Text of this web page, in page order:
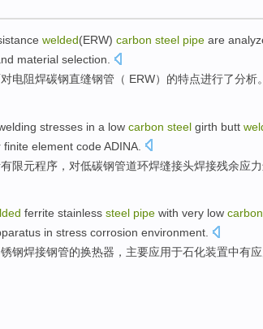
welded(ERW) carbon steel pipe are
material selection
对电阻焊碳钢直缝钢管 （ ERW） 的特点进行了分析。
stresses in a low carbon steel girth butt
finite element code ADINA
有限元程序，对低碳钢管道环焊缝接头焊接残余应力
ferrite stainless steel pipe with very low carbon
in stress corrosion environment.
钢焊接钢管的换热器 ， 主要应用于石化装置中有